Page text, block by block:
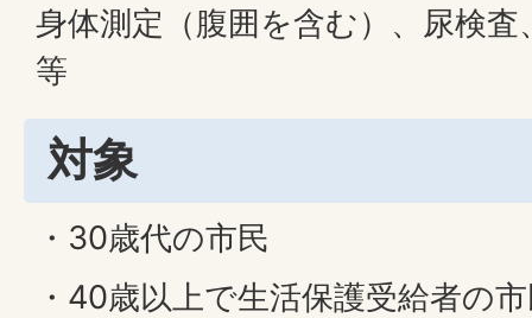
身体測定（腹囲を含む）、尿検
等
対象
・30歳代の市民
・40歳以上で生活保護受給者の